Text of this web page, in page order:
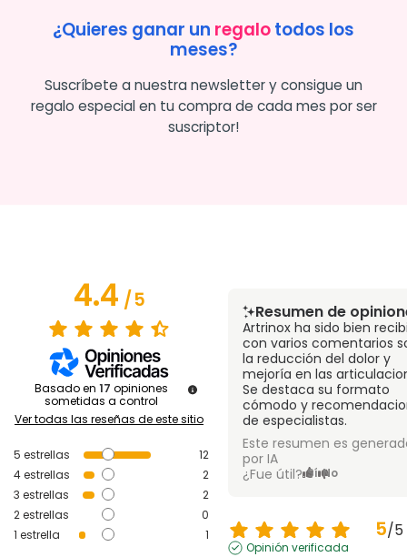
¿Quieres ganar un regalotodos los
meses?
Suscríbete a nuestra newsletter y consigue un
regalo especial en tu compra de cada mes por ser
suscriptor!
4.4/5
Basado en 17 opiniones
sometidas a control
Ver todas las reseñas de este sitio
5 estrellas
12
4estrellas
2
3 estrellas
2
2estrellas
0
1 estrella 1
Resumen de
Artrinox ha sido bien
con varios comentarios
la reducción del dolor y
mejoría en las
Se destaca su formato
cómodo y
de especialistas.
Este resumen es
por IA
¿Fue útil? Sí No
5/5
Opinión verificada